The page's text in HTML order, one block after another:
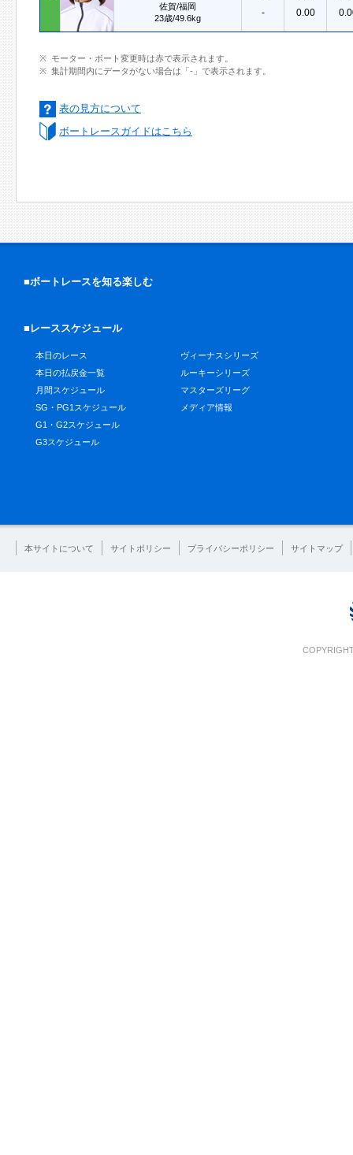
佐賀/福岡
23歳/49.6kg
-
0.00
モーター・ボート変更時は赤で表示されます。
集計期間内にデータがない場合は「-」で表示されます。
表の見方について
ボートレースガイドはこちら
■ボートレースを知る楽しむ
■レーススケジュール
本日のレース
本日の払戻金一覧
月間スケジュール
SG・PG1スケジュール
G1・G2スケジュール
G3スケジュール
ヴィーナスシリーズ
ルーキーシリーズ
マスターズリーグ
メディア情報
本サイトについて サイトポリシー プライバシーポリシー サイトマップ